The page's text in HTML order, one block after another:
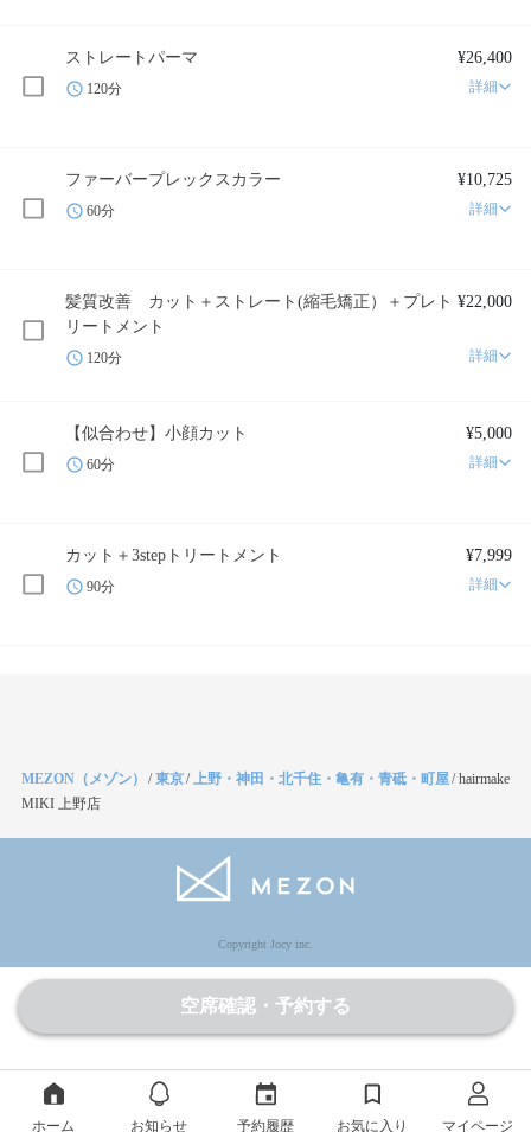
ストレートパーマ ¥26,400
120分 詳細
ファーバープレックスカラー ¥10,725
60分 詳細
髪質改善 カット＋ストレート(縮毛矯正）＋プレト
リートメント
¥22,000
120分 詳細
【似合わせ】小顔カット ¥5,000
60分 詳細
カット＋3stepトリートメント ¥7,999
90分 詳細
空席確認・予約する
MEZON（メゾン） /東京/上野・神田・北千住・亀有・青砥・町屋/hairmake
MIKI 上野店
Copyright Jocy inc.
ホーム お知らせ 予約履歴 お気に入り マイページ